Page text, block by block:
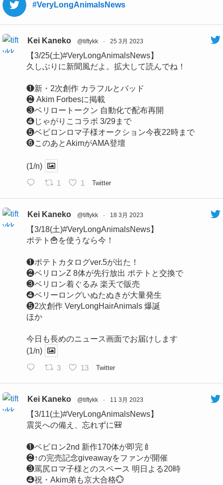
#VeryLongAnimalsNews
Kei Kaneko @tiftykk · 25 3月 2023
【3/25(土)#VeryLongAnimalsNews】
久しぶりに新聞風だよ。拡大して読んでね！
❶新・2次創作 カラフルとバッド
❷ Akim Forbesに掲載
❸ベリロートークン 自動化で配布再開
❹じゃがりこコラボ 3/29まで
❺ベビロンロマ子様オークション今夜22時まで
❻このあとAkimがAMA登壇
(1/n)
1 1 Twitter
Kei Kaneko @tiftykk · 18 3月 2023
【3/18(土)#VeryLongAnimalsNews】
ポテト🍟を使うなら今！
❶ポテトカタログver.5が出た！
❷ベリロンZ 8体が先行放出 ポテトと交換で
❸ベリロン着ぐるみ 楽天で販売
❹ベリーロングいぬたぬきが大量発生
❺2次創作 VeryLongHairAnimals 爆誕
ほか
今日も長めのニュース画面でお届けします
(1/n)
3 13 Twitter
Kei Kaneko @tiftykk · 11 3月 2023
【3/11(土)#VeryLongAnimalsNews】
震災への備え、忘れずに🎒
❶ベビロン2nd 新作170体が即完🍼
❷↑の完売記念giveawayをファンが開催
❸罵尻ロマ子様とのスペース 明日よる20時
❹祝・Akim弟も京大合格💮